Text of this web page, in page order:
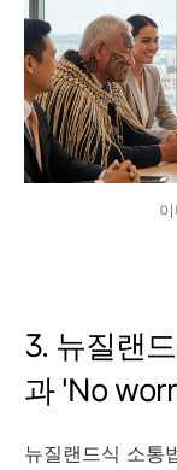
3. 뉴질랜
과 'No
뉴질랜드식 소통